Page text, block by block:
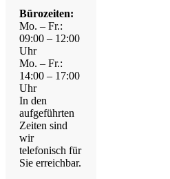
Bürozeiten:
Mo. – Fr.:
09:00 – 12:00
Uhr
Mo. – Fr.:
14:00 – 17:00
Uhr
In den
aufgeführten
Zeiten sind
wir
telefonisch für
Sie erreichbar.